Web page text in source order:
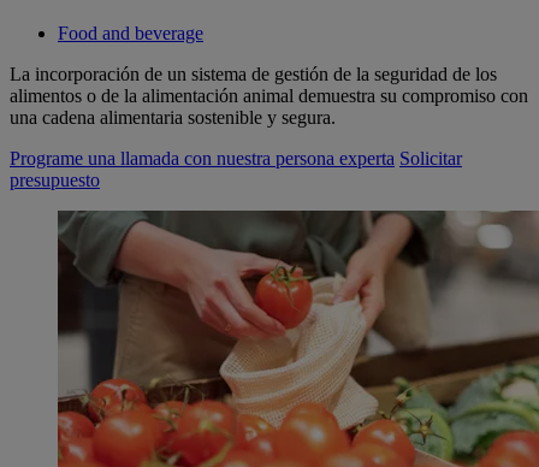
Food and beverage
La incorporación de un sistema de gestión de la seguridad de los
alimentos o de la alimentación animal demuestra su compromiso con
una cadena alimentaria sostenible y segura.
Programe una llamada con nuestra persona experta Solicitar
presupuesto